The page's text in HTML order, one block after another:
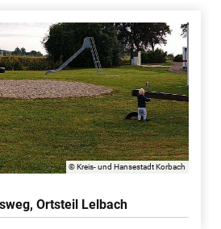
© Kreis- und Hansestadt Korbach
Ortsteil Lelbach